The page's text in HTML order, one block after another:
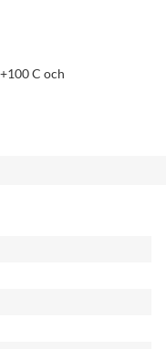
C och